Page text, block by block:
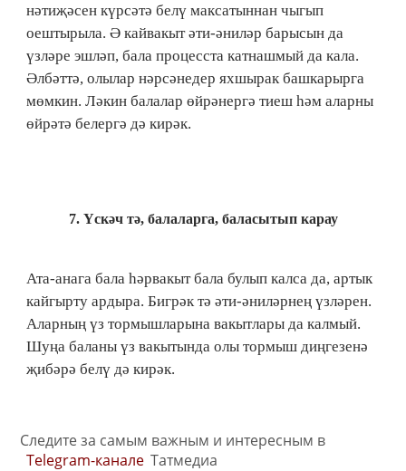
нәтиҗәсен күрсәтә белү максатыннан чыгып
оештырыла. Ә кайвакыт әти-әниләр барысын да
үзләре эшләп, бала процесста катнашмый да кала.
Әлбәттә, олылар нәрсәнедер яхшырак башкарырга
мөмкин. Ләкин балалар өйрәнергә тиеш һәм аларны
өйрәтә белергә дә кирәк.
7. Үскәч тә, балаларга, баласытып карау
Ата-анага бала һәрвакыт бала булып калса да, артык
кайгырту ардыра. Бигрәк тә әти-әниләрнең үзләрен.
Аларның үз тормышларына вакытлары да калмый.
Шуңа баланы үз вакытында олы тормыш диңгезенә
җибәрә белү дә кирәк.
Следите за самым важным и интересным в
Telegram-канале Татмедиа